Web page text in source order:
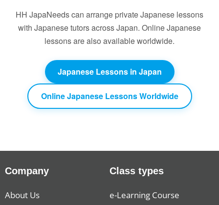
HH JapaNeeds can arrange private Japanese lessons
with Japanese tutors across Japan. Online Japanese
lessons are also available worldwide.
Japanese Lessons in Japan
Online Japanese Lessons Worldwide
Company
About Us
Class types
e-Learning Course